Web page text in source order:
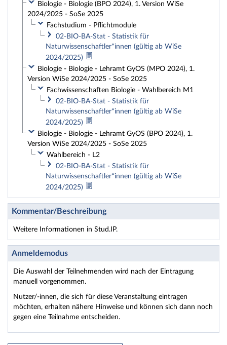
Biologie - Biologie (BPO 2024), 1. Version WiSe
2024/2025 - SoSe 2025
Fachstudium - Pflichtmodule
02-BIO-BA-Stat - Statistik für
Naturwissenschaftler*innen (gültig ab WiSe
2024/2025)
Biologie - Biologie - Lehramt GyOS (MPO 2024), 1.
Version WiSe 2024/2025 - SoSe 2025
Fachwissenschaften Biologie - Wahlbereich M1
02-BIO-BA-Stat - Statistik für
Naturwissenschaftler*innen (gültig ab WiSe
2024/2025)
Biologie - Biologie - Lehramt GyOS (BPO 2024), 1.
Version WiSe 2024/2025 - SoSe 2025
Wahlbereich - L2
02-BIO-BA-Stat - Statistik für
Naturwissenschaftler*innen (gültig ab WiSe
2024/2025)
Kommentar/Beschreibung
Weitere Informationen in Stud.IP.
Anmeldemodus
Die Auswahl der Teilnehmenden wird nach der Eintragung
manuell vorgenommen.
Nutzer/-innen, die sich für diese Veranstaltung eintragen
möchten, erhalten nähere Hinweise und können sich dann noch
gegen eine Teilnahme entscheiden.